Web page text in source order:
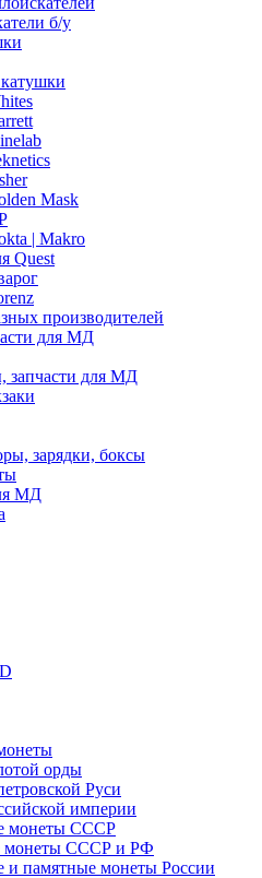
б/у
Mask
| Makro
Quest
производителей
для МД
запчасти для МД
зарядки, боксы
МД
орды
Руси
империи
монеты СССР
монеты СССР и РФ
памятные монеты России